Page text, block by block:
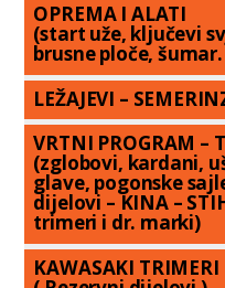
OPREMA I ALATI
(start uže, ključevi
brusne ploče,
LEŽAJEVI –
VRTNI PROGRAM –
(zglobovi, kardani,
glave, pogonske
dijelovi – KINA –
trimeri i dr. marki)
KAWASAKI TRIMERI